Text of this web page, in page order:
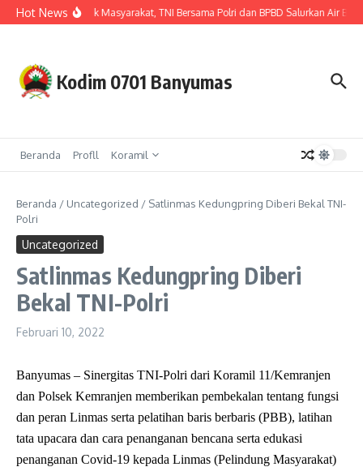
Lewati ke konten
Hot NewsHadir untuk Masyarakat, TNI Bersama Polri dan BPBD Salurkan Air
Kodim 0701 Banyumas
Beranda Profll Koramil
Beranda / Uncategorized / Satlinmas Kedungpring Diberi Bekal TNI-
Polri
Uncategorized
Satlinmas Kedungpring Diberi
Bekal TNI-Polri
Februari 10, 2022
Banyumas – Sinergitas TNI-Polri dari Koramil 11/Kemranjen
dan Polsek Kemranjen memberikan pembekalan tentang fungsi
dan peran Linmas serta pelatihan baris berbaris (PBB), latihan
tata upacara dan cara penanganan bencana serta edukasi
penanganan Covid-19 kepada Linmas (Pelindung Masyarakat)